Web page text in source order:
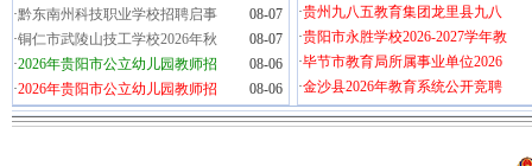
·黔东南州科技职业学校招聘启事
08-07
·铜仁市武陵山技工学校2026年秋
08-07
·2026年贵阳市公立幼儿园教师招
08-06
·2026年贵阳市公立幼儿园教师招 08-06
·贵州九八五教育集团龙里县九八
·贵阳市永胜学校2026-2027学年教
·毕节市教育局所属事业单位2026
·金沙县2026年教育系统公开竞聘